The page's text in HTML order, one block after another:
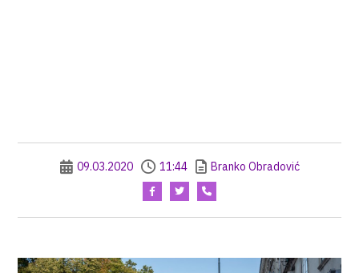
09.03.2020 11:44 Branko Obradović